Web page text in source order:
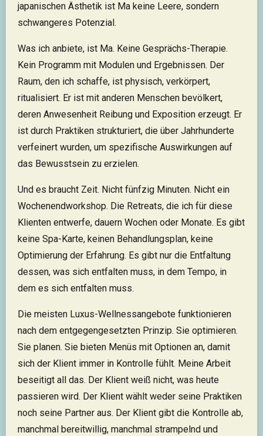
japanischen Ästhetik ist Ma keine Leere, sondern
schwangeres Potenzial.
Was ich anbiete, ist Ma. Keine Gesprächs-Therapie.
Kein Programm mit Modulen und Ergebnissen. Der
Raum, den ich schaffe, ist physisch, verkörpert,
ritualisiert. Er ist mit anderen Menschen bevölkert,
deren Anwesenheit Reibung und Exposition erzeugt. Er
ist durch Praktiken strukturiert, die über Jahrhunderte
verfeinert wurden, um spezifische Auswirkungen auf
das Bewusstsein zu erzielen.
Und es braucht Zeit. Nicht fünfzig Minuten. Nicht ein
Wochenendworkshop. Die Retreats, die ich für diese
Klienten entwerfe, dauern Wochen oder Monate. Es gibt
keine Spa-Karte, keinen Behandlungsplan, keine
Optimierung der Erfahrung. Es gibt nur die Entfaltung
dessen, was sich entfalten muss, in dem Tempo, in
dem es sich entfalten muss.
Die meisten Luxus-Wellnessangebote funktionieren
nach dem entgegengesetzten Prinzip. Sie optimieren.
Sie planen. Sie bieten Menüs mit Optionen an, damit
sich der Klient immer in Kontrolle fühlt. Meine Arbeit
beseitigt all das. Der Klient weiß nicht, was heute
passieren wird. Der Klient wählt weder seine Praktiken
noch seine Partner aus. Der Klient gibt die Kontrolle ab,
manchmal bereitwillig, manchmal strampelnd und